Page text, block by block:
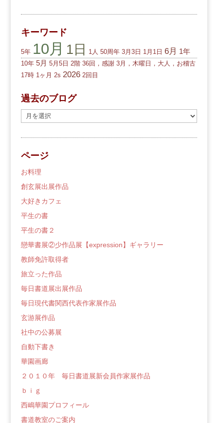
キーワード
5年 10月 1日 1人 50周年 3月3日 1月1日 6月 1年
10年 5月 5月5日 2階 36回，感謝 3月，木曜日，大人，お稽古
17時 1ヶ月 2s 2026 2回目
過去のブログ
去
の
ロ
グ
ページ
お料理
創玄展出展作品
大好きカフェ
平生の書
平生の書２
戀華書展②少作品展【expression】ギャラリー
教師免許取得者
旅立った作品
毎日書道展出展作品
毎日現代書関西代表作家展作品
玄游展作品
社中の公募展
自動下書き
華園画廊
２０１０年 毎日書道展新会員作家展作品
ｂｉｇ
西嶋華園プロフィール
書道教室のご案内